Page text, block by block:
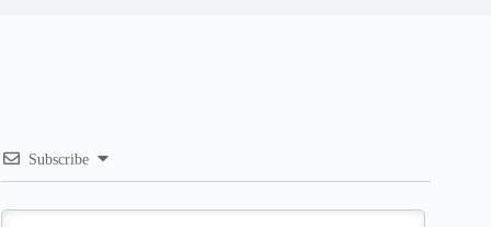
Subscribe